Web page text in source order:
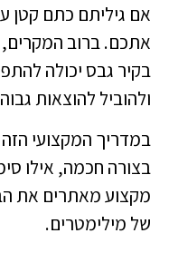
אם גיליתם כתם קטן
אתכם. ברוב המקרים,
בקיר גבס יכולה
ולהוביל להוצאות
במדריך המקצועי
בצורה חכמה, אילו
מקצוע מאתרים את
של מילימטרים.